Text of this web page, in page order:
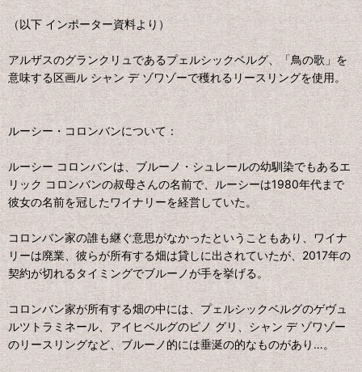
（以下 インポーター資料より）
アルザスのグランクリュであるプェルシックベルグ、「鳥の歌」を
意味する区画ル シャン デ ゾワゾーで穫れるリースリングを使用。
ルーシー・コロンバンについて：
ルーシー コロンバンは、ブルーノ・シュレールの幼馴染でもあるエ
リック コロンバンの叔母さんの名前で、ルーシーは1980年代まで
彼女の名前を冠したワイナリーを経営していた。
コロンバン家の誰も継ぐ意思がなかったということもあり、ワイナ
リーは廃業、彼らが所有する畑は貸しに出されていたが、2017年の
契約が切れるタイミングでブルーノが手を挙げる。
コロンバン家が所有する畑の中には、プェルシックベルグのゲヴュ
ルツトラミネール、アイヒベルグのピノ グリ、シャン デ ゾワゾー
のリースリングなど、ブルーノ的には垂涎の的なものがあり…。